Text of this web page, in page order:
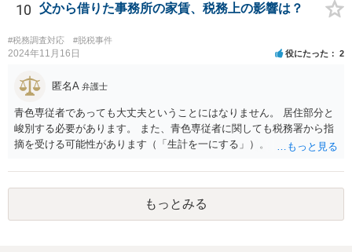
10 父から借りた事務所の家賃、税務上の影響は？
#税務調査対応 #脱税事件
2024年11月16日 役にたった 2
匿名A 弁護士
青色専従者であっても大丈夫ということにはなりません。 居住部分と
峻別する必要があります。 また、青色専従者に関しても税務署から指
摘を受ける可能性があります（「生計を一にする」）。
もっとみる